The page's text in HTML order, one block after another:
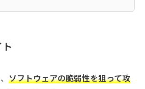
ソフトウェアの脆弱性を狙って攻